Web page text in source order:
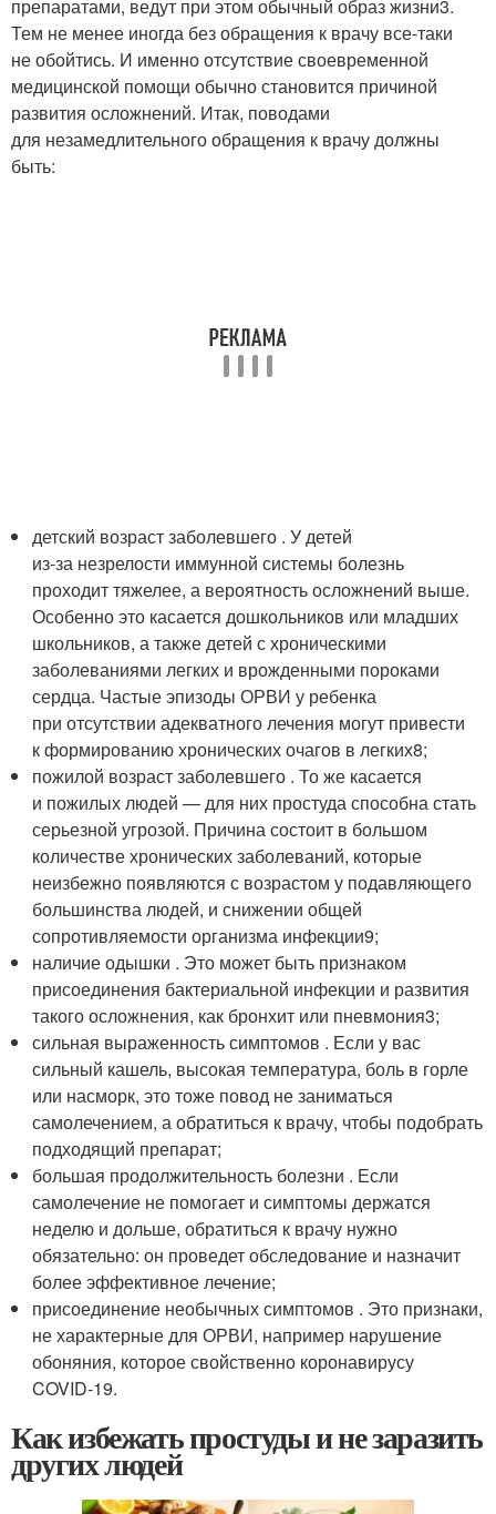
препаратами, ведут при этом обычный образ жизни3.
Тем не менее иногда без обращения к врачу все‑таки
не обойтись. И именно отсутствие своевременной
медицинской помощи обычно становится причиной
развития осложнений. Итак, поводами
для незамедлительного обращения к врачу должны
быть:
детский возраст заболевшего . У детей
из‑за незрелости иммунной системы болезнь
проходит тяжелее, а вероятность осложнений выше.
Особенно это касается дошкольников или младших
школьников, а также детей с хроническими
заболеваниями легких и врожденными пороками
сердца. Частые эпизоды ОРВИ у ребенка
при отсутствии адекватного лечения могут привести
к формированию хронических очагов в легких8;
пожилой возраст заболевшего . То же касается
и пожилых людей — для них простуда способна стать
серьезной угрозой. Причина состоит в большом
количестве хронических заболеваний, которые
неизбежно появляются с возрастом у подавляющего
большинства людей, и снижении общей
сопротивляемости организма инфекции9;
наличие одышки . Это может быть признаком
присоединения бактериальной инфекции и развития
такого осложнения, как бронхит или пневмония3;
сильная выраженность симптомов . Если у вас
сильный кашель, высокая температура, боль в горле
или насморк, это тоже повод не заниматься
самолечением, а обратиться к врачу, чтобы подобрать
подходящий препарат;
большая продолжительность болезни . Если
самолечение не помогает и симптомы держатся
неделю и дольше, обратиться к врачу нужно
обязательно: он проведет обследование и назначит
более эффективное лечение;
присоединение необычных симптомов . Это признаки,
не характерные для ОРВИ, например нарушение
обоняния, которое свойственно коронавирусу
COVID‑19.
Как избежать простуды и не заразить
других людей